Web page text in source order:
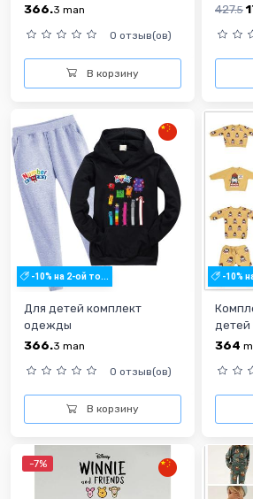
366.3 man
0 отзыв(ов)
В корзину
427.5
-10% на 2-ой то...
Для детей комплект
одежды
366.3 man
0 отзыв(ов)
В корзину
-10%
детей
364
-7%